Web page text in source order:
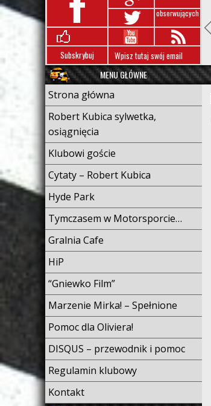
obserwujących
Subskrybuj
MENU GŁÓWNE
Strona główna
Robert Kubica sylwetka,
osiągnięcia
Klubowi goście
Cytaty – Robert Kubica
Hyde Park
Tymczasem w Motorsporcie…
Gralnia Cafe
HiP
“Gniewko Film”
Marzenie Mirka! – Spełnione
Pomoc dla Oliviera!
DISQUS – przewodnik i pomoc
Regulamin klubowy
Kontakt